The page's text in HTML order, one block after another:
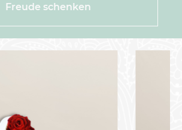
Freude schenken